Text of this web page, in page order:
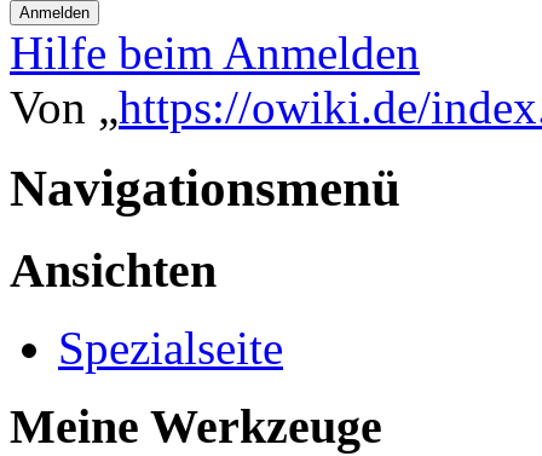
Hilfe beim Anmelden
Von „https://owiki.de/
Navigationsmenü
Ansichten
Spezialseite
Meine Werkzeuge